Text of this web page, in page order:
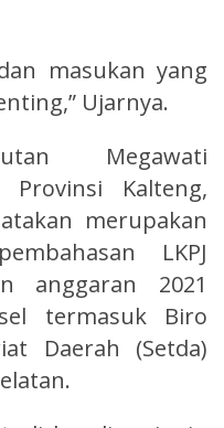
masukan yang
Ujarnya.
Megawati
Kalteng,
merupakan
LKPJ
anggaran 2021
termasuk Biro
Daerah (Setda)